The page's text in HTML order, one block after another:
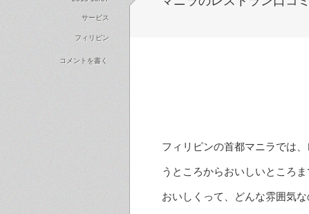
フィリピンの首都マニラでは
うところからおいしいところ
おいしくって、どんな雰囲気
サービス
フィリピン
コメントを書く